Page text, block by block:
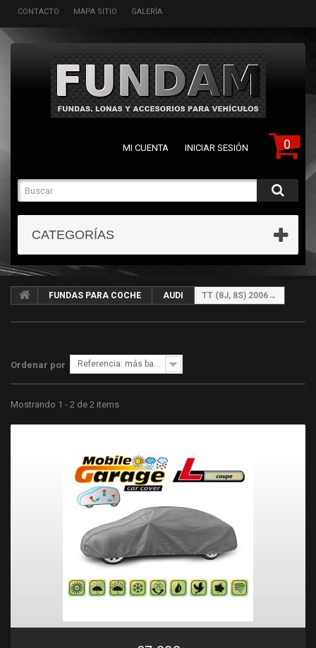
CONTACTO MAPA SITIO GALERÍA
0
MI CUENTA INICIAR SESIÓN
CATEGORÍAS
FUNDAS PARA COCHE AUDI TT (8J, 8S) 2006→
Ordenar por Referencia: más bajo primero
Mostrando 1 - 2 de 2 items